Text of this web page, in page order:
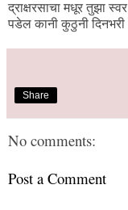
द्राक्षरसाचा मधूर तुझा स्वर
पडेल कानी कुठुनी दिनभरी
Share
No comments:
Post a Comment